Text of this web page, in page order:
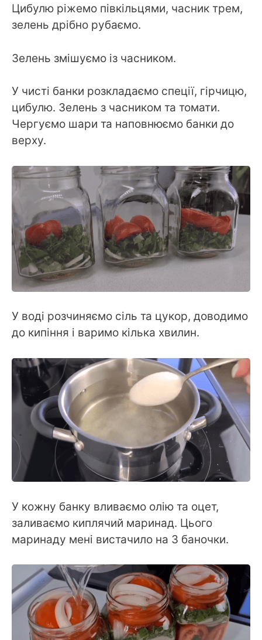
Цибулю ріжемо півкільцями, часник трем,
зелень дрібно рубаємо.
Зелень змішуємо із часником.
У чисті банки розкладаємо спеції, гірчицю,
цибулю. Зелень з часником та томати.
Чергуємо шари та наповнюємо банки до
верху.
У воді розчиняємо сіль та цукор, доводимо
до кипіння і варимо кілька хвилин.
У кожну банку вливаємо олію та оцет,
заливаємо киплячий маринад. Цього
маринаду мені вистачило на 3 баночки.